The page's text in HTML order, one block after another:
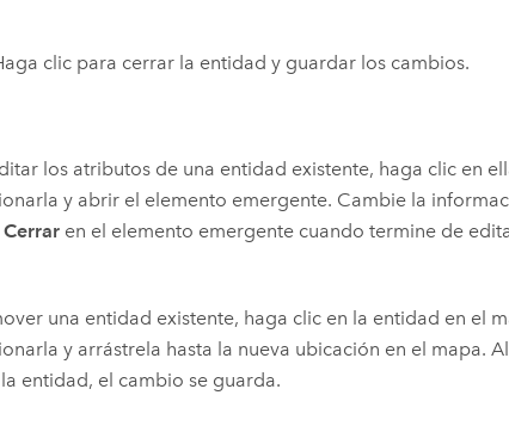
clic para cerrar la entidad y guardar los cambios.
los atributos de una entidad existente, haga clic en
y abrir el elemento emergente. Cambie la
Cerrar en el elemento emergente cuando termine de
una entidad existente, haga clic en la entidad en el
y arrástrela hasta la nueva ubicación en el mapa.
entidad, el cambio se guarda.